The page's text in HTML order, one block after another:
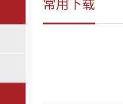
常用下载